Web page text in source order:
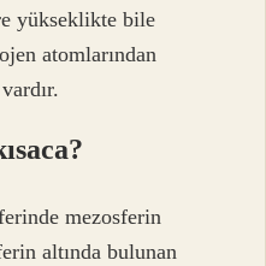
yükseklikte bile
atomlarından
mezosferin
altında bulunan